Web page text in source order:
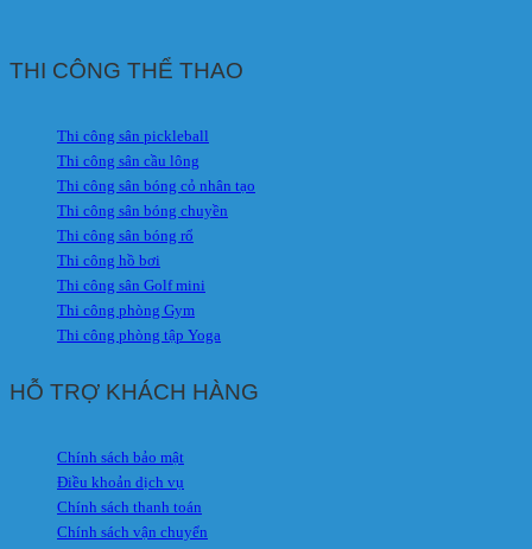
THI CÔNG THỂ THAO
Thi công sân pickleball
Thi công sân cầu lông
Thi công sân bóng cỏ nhân tạo
Thi công sân bóng chuyền
Thi công sân bóng rổ
Thi công hồ bơi
Thi công sân Golf mini
Thi công phòng Gym
Thi công phòng tập Yoga
HỖ TRỢ KHÁCH HÀNG
Chính sách bảo mật
Điều khoản dịch vụ
Chính sách thanh toán
Chính sách vận chuyển